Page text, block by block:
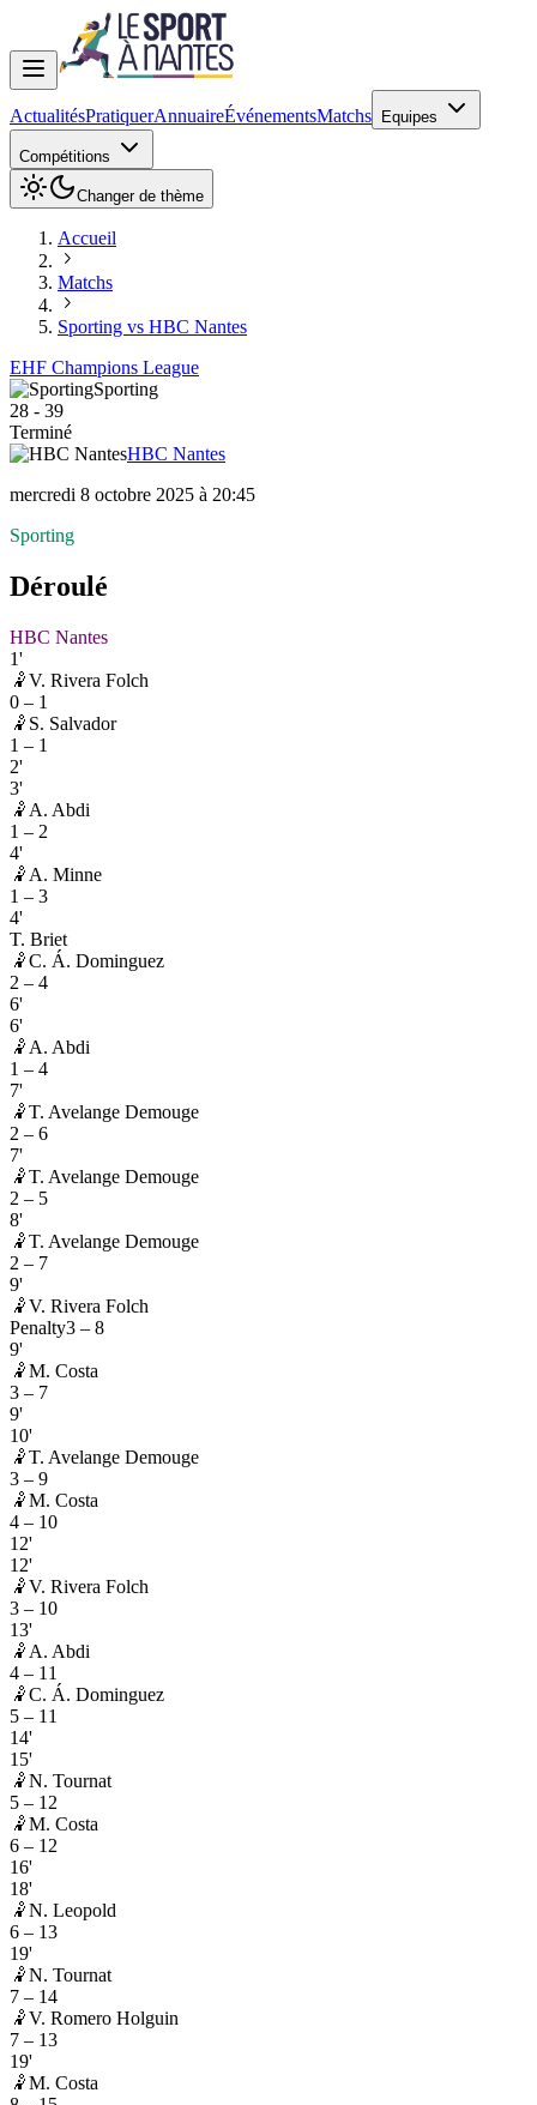
ActualitésPratiquerAnnuaireÉvénementsMatchs Equipes
Compétitions
Changer de thème
Accueil
Matchs
Sporting vs HBC Nantes
EHF Champions League
Sporting
28 - 39
Terminé
HBC Nantes
mercredi 8 octobre 2025 à 20:45
Sporting
Déroulé
HBC Nantes
1'
🤾V. Rivera Folch
0 – 1
🤾 S. Salvador
1 – 1
2'
3'
🤾 A. Abdi
1 – 2
4'
🤾 A. Minne
1 – 3
4'
T. Briet
🤾C. Á. Dominguez
2 – 4
6'
6'
🤾 A. Abdi
1 – 4
7'
🤾T. Avelange Demouge
2 – 6
7'
🤾T. Avelange Demouge
2 – 5
8'
🤾T. Avelange Demouge
2 – 7
9'
🤾V. Rivera Folch
Penalty3 – 8
9'
🤾M. Costa
3 – 7
9'
10'
🤾T. Avelange Demouge
3 – 9
🤾M. Costa
4 – 10
12'
12'
🤾V. Rivera Folch
3 – 10
13'
🤾 A. Abdi
4 – 11
🤾C. Á. Dominguez
5 – 11
14'
15'
🤾N. Tournat
5 – 12
🤾M. Costa
6 – 12
16'
18'
🤾N. Leopold
6 – 13
19'
🤾N. Tournat
7 – 14
🤾V. Romero Holguin
7 – 13
19'
🤾M. Costa